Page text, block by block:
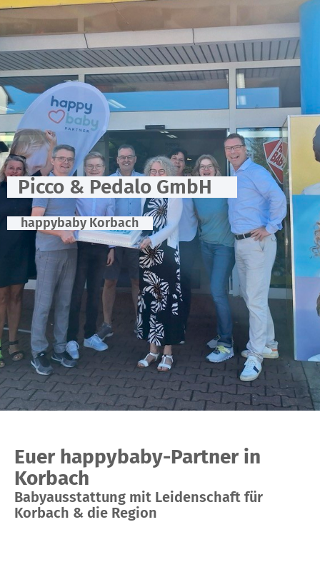
Picco & Pedalo GmbH
happybaby Korbach
Euer happybaby-Partner in
Korbach
Babyausstattung mit Leidenschaft für
Korbach & die Region